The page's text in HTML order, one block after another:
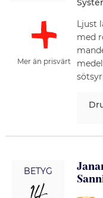
Mer än prisvärt
Ljust
med
BETYG